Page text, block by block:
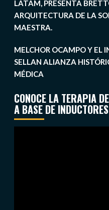
LATAM, PRESENTA
ARQUITECTURA DE LA
MAESTRA.
MELCHOR OCAMPO Y EL
SELLAN ALIANZA
MÉDICA
CONOCE LA TERAPIA
A BASE DE INDUCTORES